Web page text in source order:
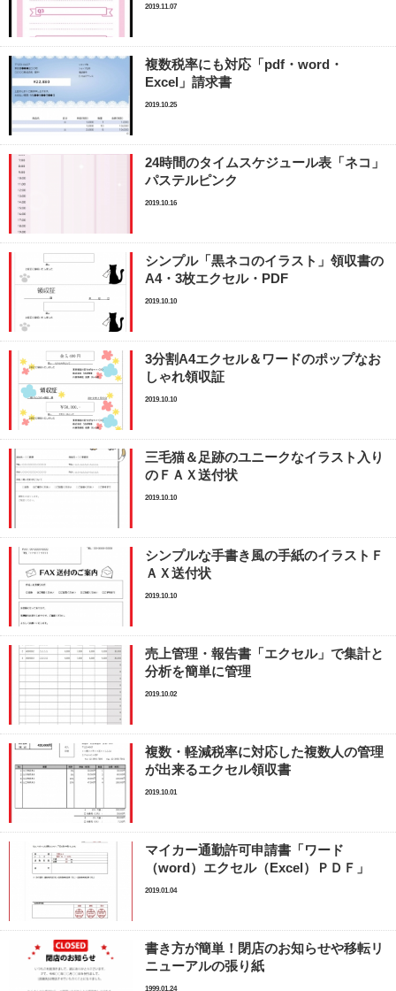
2019.11.07
複数税率にも対応「pdf・word・
Excel」請求書
2019.10.25
24時間のタイムスケジュール表「ネコ」
パステルピンク
2019.10.16
シンプル「黒ネコのイラスト」領収書の
A4・3枚エクセル・PDF
2019.10.10
3分割A4エクセル＆ワードのポップなお
しゃれ領収証
2019.10.10
三毛猫＆足跡のユニークなイラスト入り
のＦＡＸ送付状
2019.10.10
シンプルな手書き風の手紙のイラストＦ
ＡＸ送付状
2019.10.10
売上管理・報告書「エクセル」で集計と
分析を簡単に管理
2019.10.02
複数・軽減税率に対応した複数人の管理
が出来るエクセル領収書
2019.10.01
マイカー通勤許可申請書「ワード
（word）エクセル（Excel）ＰＤＦ」
2019.01.04
書き方が簡単！閉店のお知らせや移転リ
ニューアルの張り紙
1999.01.24